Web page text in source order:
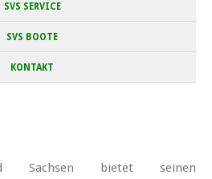
SVS SERVICE
SVS BOOTE
KONTAKT
Sachsen bietet seinen